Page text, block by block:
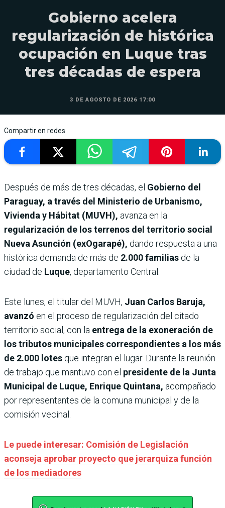
Gobierno acelera
regularización de histórica
ocupación en Luque tras
tres décadas de espera
3 DE AGOSTO DE 2026 17:00
Compartir en redes
Después de más de tres décadas, el Gobierno del
Paraguay, a través del Ministerio de Urbanismo,
Vivienda y Hábitat (MUVH), avanza en la
regularización de los terrenos del territorio social
Nueva Asunción (exOgarapé), dando respuesta a una
histórica demanda de más de 2.000 familias de la
ciudad de Luque, departamento Central.
Este lunes, el titular del MUVH, Juan Carlos Baruja,
avanzó en el proceso de regularización del citado
territorio social, con la entrega de la exoneración de
los tributos municipales correspondientes a los más
de 2.000 lotes que integran el lugar. Durante la reunión
de trabajo que mantuvo con el presidente de la Junta
Municipal de Luque, Enrique Quintana, acompañado
por representantes de la comuna municipal y de la
comisión vecinal.
Le puede interesar: Comisión de Legislación
aconseja aprobar proyecto que jerarquiza función
de los mediadores